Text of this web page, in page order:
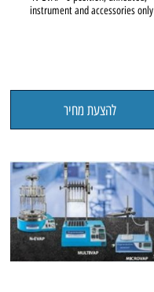
instrument and accessories only
להצעת מחיר